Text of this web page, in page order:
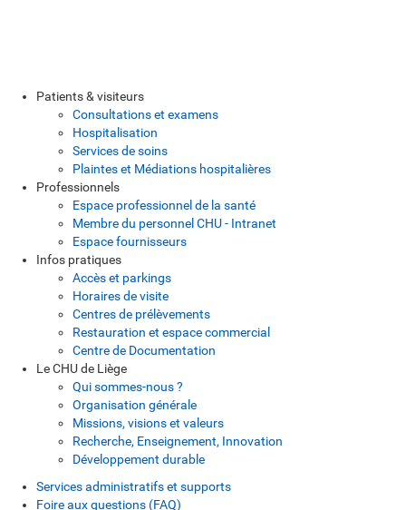
Patients & visiteurs
Consultations et examens
Hospitalisation
Services de soins
Plaintes et Médiations hospitalières
Professionnels
Espace professionnel de la santé
Membre du personnel CHU - Intranet
Espace fournisseurs
Infos pratiques
Accès et parkings
Horaires de visite
Centres de prélèvements
Restauration et espace commercial
Centre de Documentation
Le CHU de Liège
Qui sommes-nous ?
Organisation générale
Missions, visions et valeurs
Recherche, Enseignement, Innovation
Développement durable
Services administratifs et supports
Foire aux questions (FAQ)